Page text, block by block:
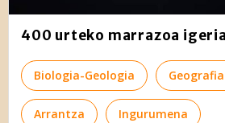
400 urteko marrazoa
Biologia-Geologia
Arrantza Ingurumena